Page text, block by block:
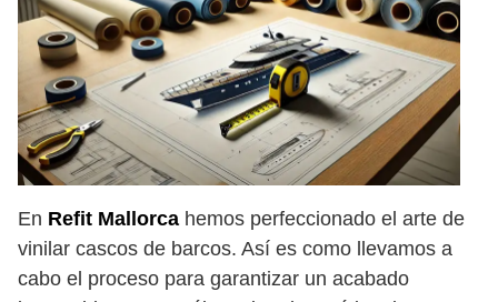
En Refit Mallorca hemos perfeccionado el arte de
vinilar cascos de barcos. Así es como llevamos a
cabo el proceso para garantizar un acabado